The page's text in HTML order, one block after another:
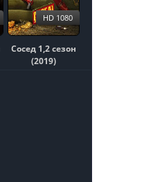
Сосед 1,2 сезон
(2019)
HD 1080